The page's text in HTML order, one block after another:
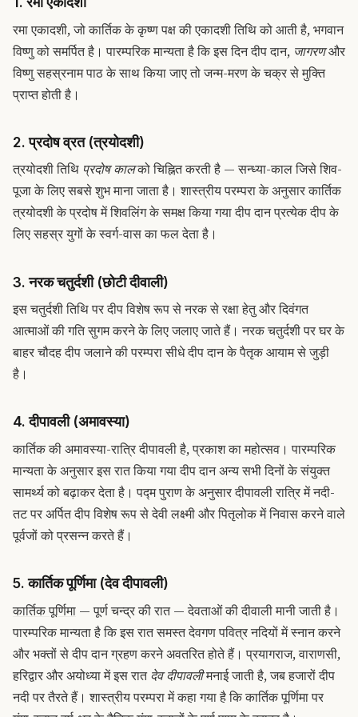
रमा एकादशी, जो कार्तिक के कृष्ण पक्ष की एकादशी तिथि को आती है, भगवान
विष्णु को समर्पित है। पारम्परिक मान्यता है कि इस दिन दीप दान, जागरणऔर
विष्णु सहस्रनाम पाठ के साथ किया जाए तो जन्म-मरण के चक्र से मुक्ति
प्राप्त होती है।
2. प्रदोष व्रत (त्रयोदशी)
त्रयोदशी तिथि प्रदोष कालको चिह्नित करती है — सन्ध्या-काल जिसे शिव-
पूजा के लिए सबसे शुभ माना जाता है। शास्त्रीय परम्परा के अनुसार कार्तिक
त्रयोदशी के प्रदोष में शिवलिंग के समक्ष किया गया दीप दान प्रत्येक दीप के
लिए सहस्र युगों के स्वर्ग-वास का फल देता है।
3. नरक चतुर्दशी (छोटी दीवाली)
इस चतुर्दशी तिथि पर दीप विशेष रूप से नरक से रक्षा हेतु और दिवंगत
आत्माओं की गति सुगम करने के लिए जलाए जाते हैं। नरक चतुर्दशी पर घर के
बाहर चौदह दीप जलाने की परम्परा सीधे दीप दान के पैतृक आयाम से जुड़ी
है।
4. दीपावली (अमावस्या)
कार्तिक की अमावस्या-रात्रि दीपावली है, प्रकाश का महोत्सव। पारम्परिक
मान्यता के अनुसार इस रात किया गया दीप दान अन्य सभी दिनों के संयुक्त
सामर्थ्य को बढ़ाकर देता है। पद्म पुराण के अनुसार दीपावली रात्रि में नदी-
तट पर अर्पित दीप विशेष रूप से देवी लक्ष्मी और पितृलोक में निवास करने वाले
पूर्वजों को प्रसन्न करते हैं।
5. कार्तिक पूर्णिमा (देव दीपावली)
कार्तिक पूर्णिमा — पूर्ण चन्द्र की रात — देवताओं की दीवाली मानी जाती है।
पारम्परिक मान्यता है कि इस रात समस्त देवगण पवित्र नदियों में स्नान करने
और भक्तों से दीप दान ग्रहण करने अवतरित होते हैं। प्रयागराज, वाराणसी,
हरिद्वार और अयोध्या में इस रातदेव दीपावलीमनाई जाती है, जब हजारों दीप
नदी पर तैरते हैं। शास्त्रीय परम्परा में कहा गया है कि कार्तिक पूर्णिमा पर